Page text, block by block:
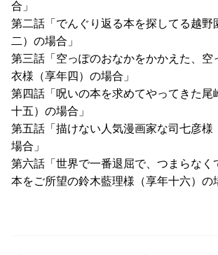
合」
第二話「でんぐり返る本を探してる越野
二）の場合」
第三話「空っぽのおなかをかかえた、空
衣様（享年四）の場合」
第四話「呪いの本を求めてやってきた尾
十五）の場合」
第五話「描けない人気漫画家な司七彦様
場合」
第六話「世界で一番退屈で、つまらなく
本をご所望の鈴木藍理様（享年十六）の